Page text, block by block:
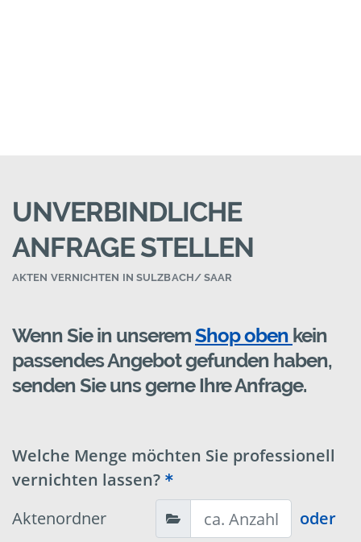
UNVERBINDLICHE
ANFRAGE STELLEN
AKTEN VERNICHTEN IN SULZBACH/ SAAR
Wenn Sie in unseremShop oben kein
passendes Angebot gefunden haben,
senden Sie uns gerne Ihre Anfrage.
Welche Menge möchten Sie professionell
vernichten lassen?
Aktenordner
oder